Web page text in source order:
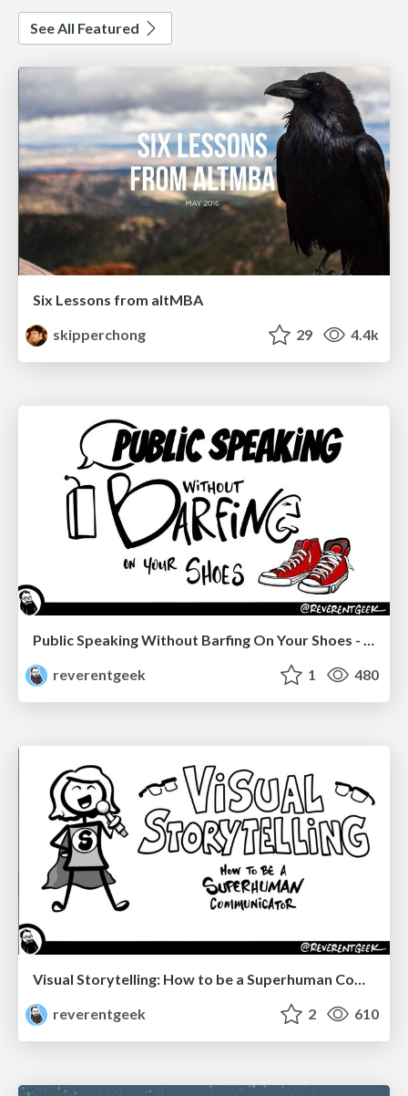
See All Featured
Six Lessons from altMBA
skipperchong
29 4.4k
Public Speaking Without Barfing On Your Shoes - THAT 2023
reverentgeek
1 480
Visual Storytelling: How to be a Superhuman Communicator
reverentgeek
2 610